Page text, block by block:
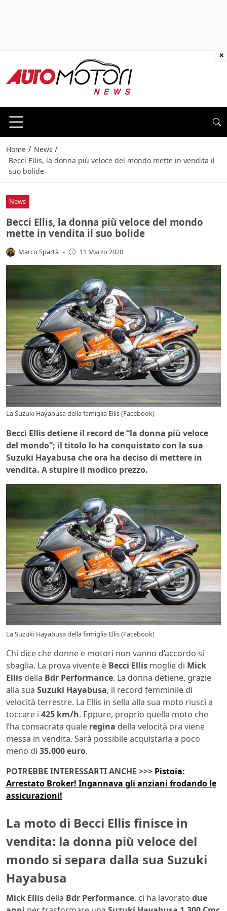
Home / News /
Becci Ellis, la donna più veloce del mondo mette in vendita il
suo bolide
News
Becci Ellis, la donna più veloce del mondo
mette in vendita il suo bolide
Marco Spartà - 11 Marzo 2020
La Suzuki Hayabusa della famiglia Ellis (Facebook)
Becci Ellis detiene il record de “la donna più veloce
del mondo”; il titolo lo ha conquistato con la sua
Suzuki Hayabusa che ora ha deciso di mettere in
vendita. A stupire il modico prezzo.
La Suzuki Hayabusa della famiglia Ellis (Facebook)
Chi dice che donne e motori non vanno d’accordo si
sbaglia. La prova vivente è Becci Ellis moglie di Mick
Ellis della Bdr Performance. La donna detiene, grazie
alla sua Suzuki Hayabusa, il record femminile di
velocità terrestre. La Ellis in sella alla sua moto riuscì a
toccare i 425 km/h. Eppure, proprio quella moto che
l’ha consacrata quale regina della velocità ora viene
messa in vendita. Sarà possibile acquistarla a poco
meno di 35.000 euro.
POTREBBE INTERESSARTI ANCHE >>> Pistoia:
Arrestato Broker! Ingannava gli anziani frodando le
assicurazioni!
La moto di Becci Ellis finisce in
vendita: la donna più veloce del
mondo si separa dalla sua Suzuki
Hayabusa
Mick Ellis della Bdr Performance, ci ha lavorato due
×